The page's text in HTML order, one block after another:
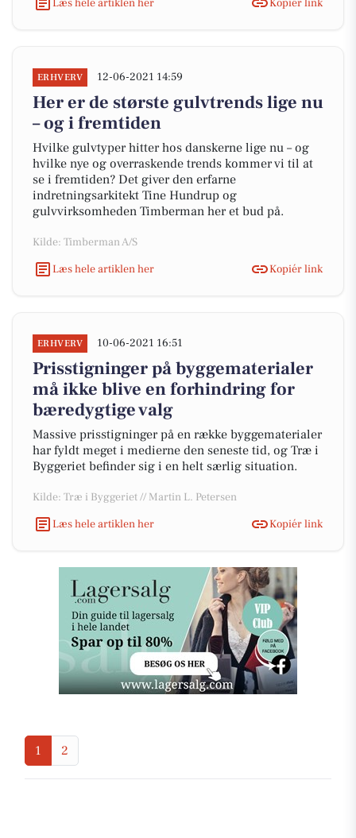
ERHVERV 12-06-2021 14:59
Her er de største gulvtrends lige nu
– og i fremtiden
Hvilke gulvtyper hitter hos danskerne lige nu – og
hvilke nye og overraskende trends kommer vi til at
se i fremtiden? Det giver den erfarne
indretningsarkitekt Tine Hundrup og
gulvvirksomheden Timberman her et bud på.
Kilde: Timberman A/S
Læs hele artiklen her
Kopiér link
ERHVERV 10-06-2021 16:51
Prisstigninger på byggematerialer
må ikke blive en forhindring for
bæredygtige valg
Massive prisstigninger på en række byggematerialer
har fyldt meget i medierne den seneste tid, og Træ i
Byggeriet befinder sig i en helt særlig situation.
Kilde: Træ i Byggeriet // Martin L. Petersen
Læs hele artiklen her
Kopiér link
1 2